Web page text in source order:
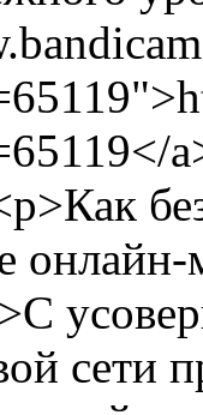
сети